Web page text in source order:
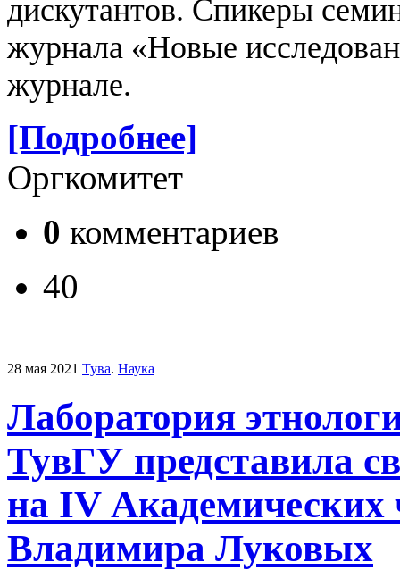
дискутантов. Спикеры
журнала «Новые
журнале.
[Подробнее]
Оргкомитет
0 комментариев
40
28 мая 2021 Тува. Наука
Лаборатория
ТувГУ представила
на IV Академических
Владимира Луковых